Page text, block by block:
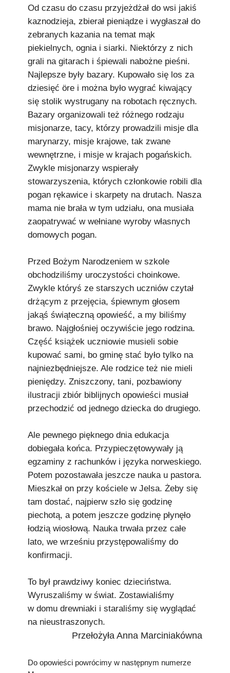
Od czasu do czasu przyjeżdżał do wsi jakiś
kaznodzieja, zbierał pieniądze i wygłaszał do
zebranych kazania na temat mąk
piekielnych, ognia i siarki. Niektórzy z nich
grali na gitarach i śpiewali nabożne pieśni.
Najlepsze były bazary. Kupowało się los za
dziesięć öre i można było wygrać kiwający
się stolik wystrugany na robotach ręcznych.
Bazary organizowali też różnego rodzaju
misjonarze, tacy, którzy prowadzili misje dla
marynarzy, misje krajowe, tak zwane
wewnętrzne, i misje w krajach pogańskich.
Zwykle misjonarzy wspierały
stowarzyszenia, których członkowie robili dla
pogan rękawice i skarpety na drutach. Nasza
mama nie brała w tym udziału, ona musiała
zaopatrywać w wełniane wyroby własnych
domowych pogan.
Przed Bożym Narodzeniem w szkole
obchodziliśmy uroczystości choinkowe.
Zwykle któryś ze starszych uczniów czytał
drżącym z przejęcia, śpiewnym głosem
jakąś świąteczną opowieść, a my biliśmy
brawo. Najgłośniej oczywiście jego rodzina.
Część książek uczniowie musieli sobie
kupować sami, bo gminę stać było tylko na
najniezbędniejsze. Ale rodzice też nie mieli
pieniędzy. Zniszczony, tani, pozbawiony
ilustracji zbiór biblijnych opowieści musiał
przechodzić od jednego dziecka do drugiego.
Ale pewnego pięknego dnia edukacja
dobiegała końca. Przypieczętowywały ją
egzaminy z rachunków i języka norweskiego.
Potem pozostawała jeszcze nauka u pastora.
Mieszkał on przy kościele w Jelsa. Żeby się
tam dostać, najpierw szło się godzinę
piechotą, a potem jeszcze godzinę płynęło
łodzią wiosłową. Nauka trwała przez całe
lato, we wrześniu przystępowaliśmy do
konfirmacji.
To był prawdziwy koniec dzieciństwa.
Wyruszaliśmy w świat. Zostawialiśmy
w domu drewniaki i staraliśmy się wyglądać
na nieustraszonych.
Przełożyła Anna Marciniakówna
Do opowieści powrócimy w następnym numerze